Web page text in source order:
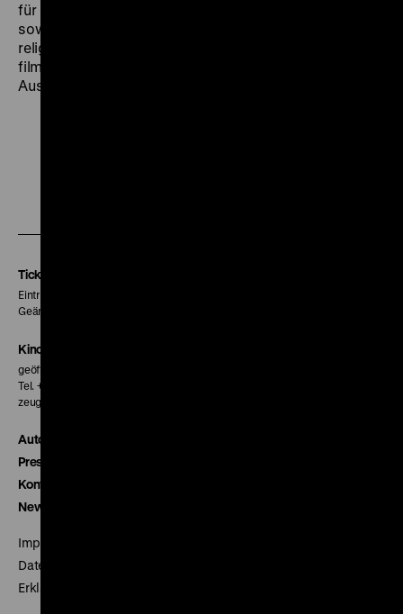
für den britischen Geheimdienst im Zweiten Weltkrieg
sowie für seine Nachkriegsromane, hauptsächlich
religiöser Natur, bekannt. Sein literarisches wie auch
filmisches Vorkriegswerk ist bis auf wenige
Ausnahmen weitgehend in Vergessenheit geraten. (oh)
Tickets
Eintritt 5 €
Geänderte Preise sind im Programm vermerkt.
Kinokasse
geöffnet 30 Minuten vor Beginn der ersten Vorstellung
Tel. + 49 30 20304-770
zeughauskino@dhm.de
Autor*innen
Presse
Kontakt
Newsletter
Impressum
Datenschutz
Erklärung digitale Barrierefreiheit